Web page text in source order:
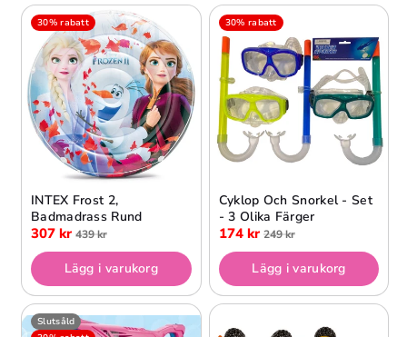
30% rabatt
INTEX Frost 2,
Badmadrass Rund
307 kr 439 kr
Lägg i varukorg
30% rabatt
Cyklop Och Snorkel - Set
- 3 Olika Färger
174 kr 249 kr
Lägg i varukorg
Slutsåld